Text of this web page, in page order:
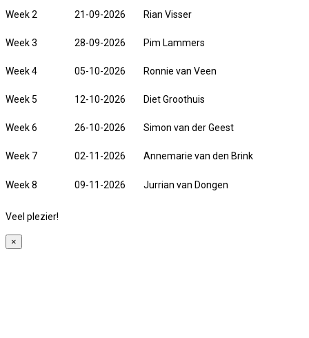
Week 2 21-09-2026 Rian Visser
Week 3 28-09-2026 Pim Lammers
Week 4 05-10-2026 Ronnie van Veen
Week 5 12-10-2026 Diet Groothuis
Week 6 26-10-2026 Simon van der Geest
Week 7 02-11-2026 Annemarie van den Brink
Week 8 09-11-2026 Jurrian van Dongen
Veel plezier!
×